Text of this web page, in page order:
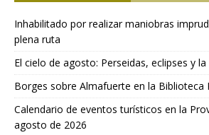
Inhabilitado por realizar maniobras
plena ruta
El cielo de agosto: Perseidas, eclipses y
Borges sobre Almafuerte en la Biblioteca
Calendario de eventos turísticos en la
agosto de 2026